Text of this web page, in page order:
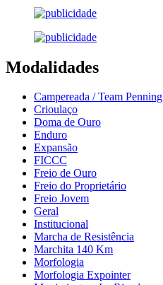
Modalidades
Campereada / Team Penning
Crioulaço
Doma de Ouro
Enduro
Expansão
FICCC
Freio de Ouro
Freio do Proprietário
Freio Jovem
Geral
Institucional
Marcha de Resistência
Marchita 140 Km
Morfologia
Morfologia Expointer